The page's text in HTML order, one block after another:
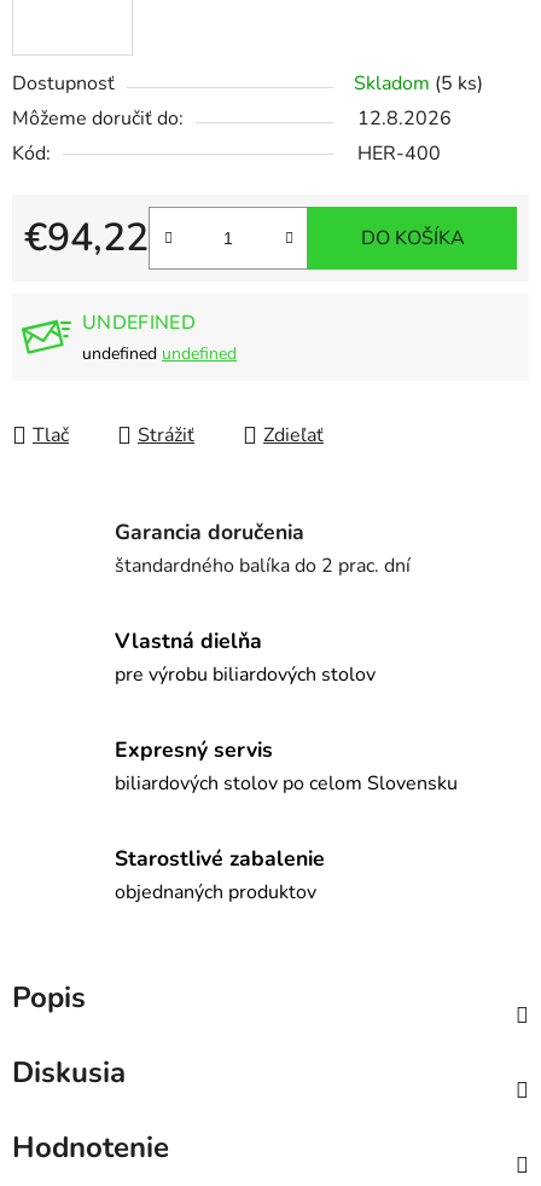
Dostupnosť Skladom (5 ks)
Môžeme doručiť do:
12.8.2026
Kód:
HER-400
€94,22
Jednotková cena:
DO KOŠÍKA
UNDEFINED
undefined undefined
Tlač Strážiť Zdieľať
Garancia doručenia
štandardného balíka do 2 prac. dní
Vlastná dielňa
pre výrobu biliardových stolov
Expresný servis
biliardových stolov po celom Slovensku
Starostlivé zabalenie
objednaných produktov
Popis
Diskusia
Hodnotenie